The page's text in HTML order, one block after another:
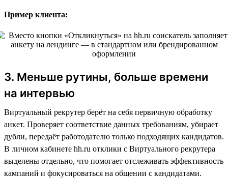
Пример клиента:
3. Меньше рутины, больше времени
на интервью
Виртуальный рекрутер берёт на себя первичную обработку
анкет. Проверяет соответствие данных требованиям, убирает
дубли, передаёт работодателю только подходящих кандидатов.
В личном кабинете hh.ru отклики с Виртуального рекрутера
выделены отдельно, что помогает отслеживать эффективность
кампаний и фокусироваться на общении с кандидатами.